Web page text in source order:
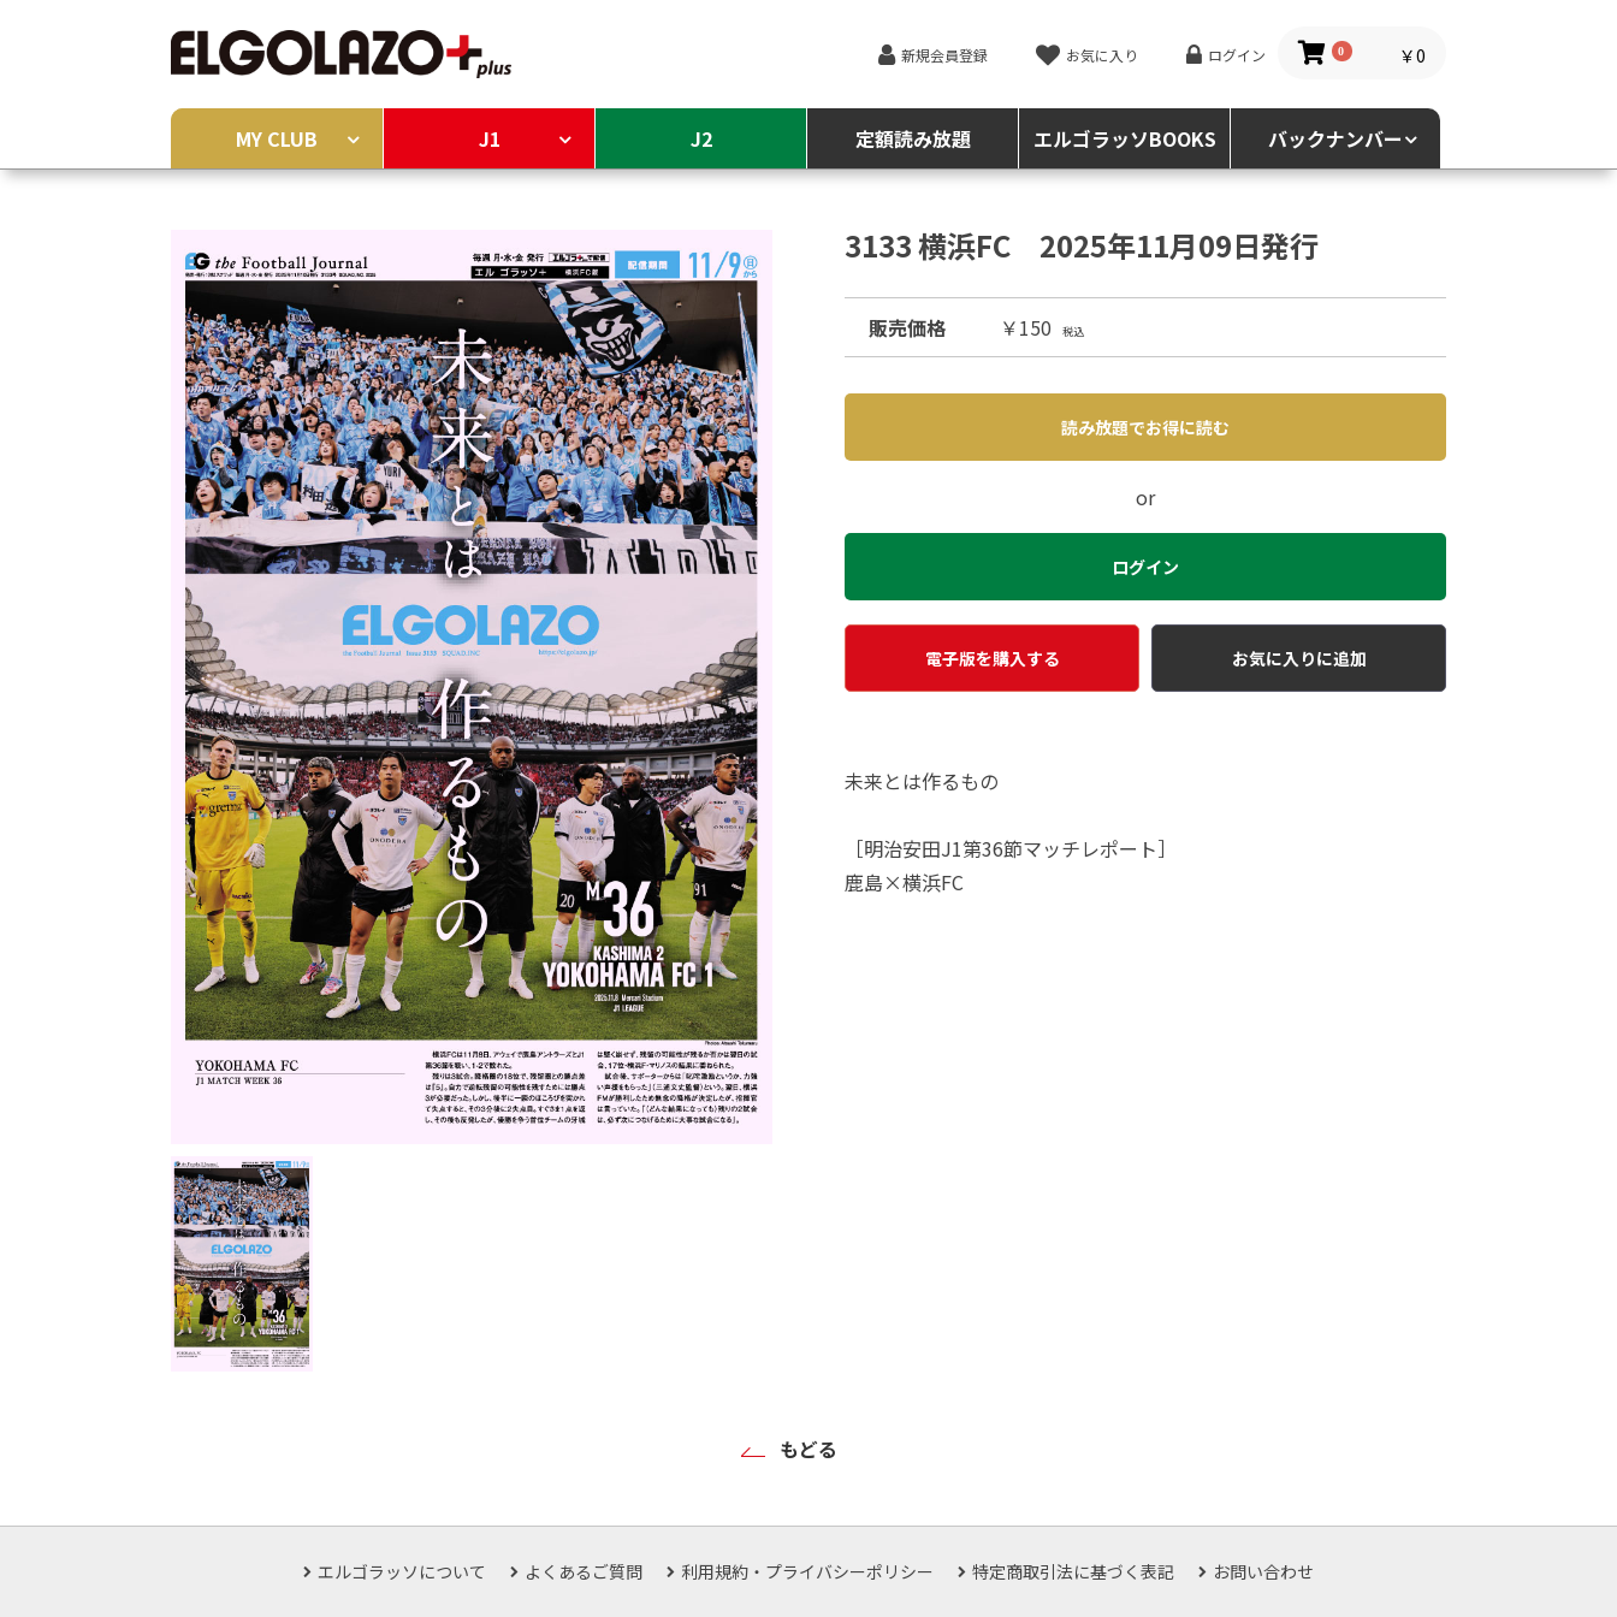
新規会員登録 お気に入り ログイン 0 ￥0
MY CLUB J1 J2 定額読み放題 エルゴラッソBOOKS バックナンバー
3133 横浜FC 2025年11月09日発行
販売価格 ￥150 税込
読み放題でお得に読む
or
ログイン
電子版を購入する お気に入りに追加
未来とは作るもの
［明治安田J1第36節マッチレポート］
鹿島×横浜FC
もどる
エルゴラッソについて よくあるご質問 利用規約・プライバシーポリシー 特定商取引法に基づく表記 お問い合わせ